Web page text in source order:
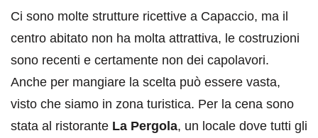
Ci sono molte strutture ricettive a Capaccio, ma il
centro abitato non ha molta attrattiva, le costruzioni
sono recenti e certamente non dei capolavori.
Anche per mangiare la scelta può essere vasta,
visto che siamo in zona turistica. Per la cena sono
stata al ristorante La Pergola, un locale dove tutti gli